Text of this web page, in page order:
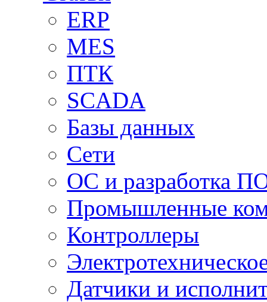
ERP
MES
ПТК
SCADA
Базы данных
Сети
ОС и разработка
Промышленные
Контроллеры
Датчики и